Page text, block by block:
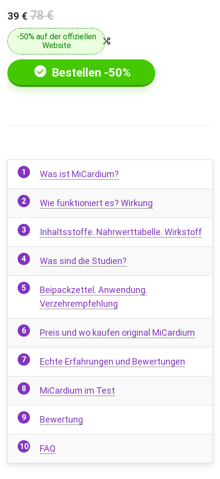
39 € 78 €
-50% auf der offiziellen
Website
Bestellen -50%
Was ist MiCardium?
Wie funktioniert es? Wirkung
Inhaltsstoffe. Nährwerttabelle. Wirkstoff
Was sind die Studien?
Beipackzettel. Anwendung.
Verzehrempfehlung
Preis und wo kaufen original MiCardium
Echte Erfahrungen und Bewertungen
MiCardium im Test
Bewertung
FAQ